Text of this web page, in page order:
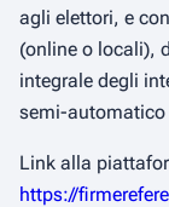
agli elettori, e
(online o locali),
integrale degli
semi-automatico
Link alla
https://